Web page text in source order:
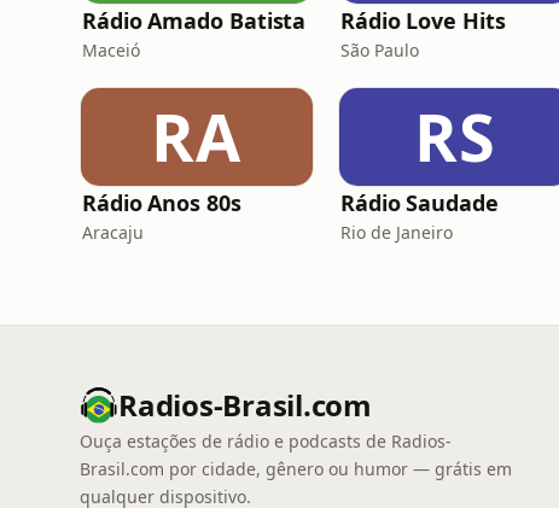
Rádio Amado Batista
Maceió
Rádio Love Hits
São Paulo
RA
Rádio Anos 80s
Aracaju
RS
Rádio Saudade
Rio de Janeiro
Radios-Brasil.com
Ouça estações de rádio e podcasts de Radios-
Brasil.com por cidade, gênero ou humor — grátis em
qualquer dispositivo.